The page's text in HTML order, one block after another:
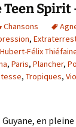
Teen
Chansons
,
Hubert-Félix
, Paris, Plancher,
, Tropiques,
en